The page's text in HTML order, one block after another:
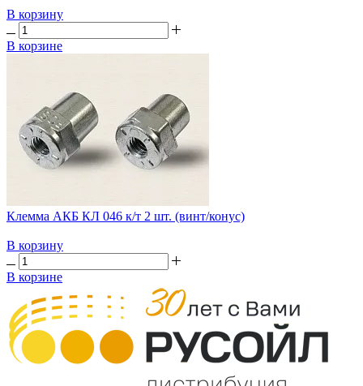
В корзину
В корзине
Клемма АКБ КЛ 046 к/т 2 шт. (винт/конус)
В корзину
В корзине